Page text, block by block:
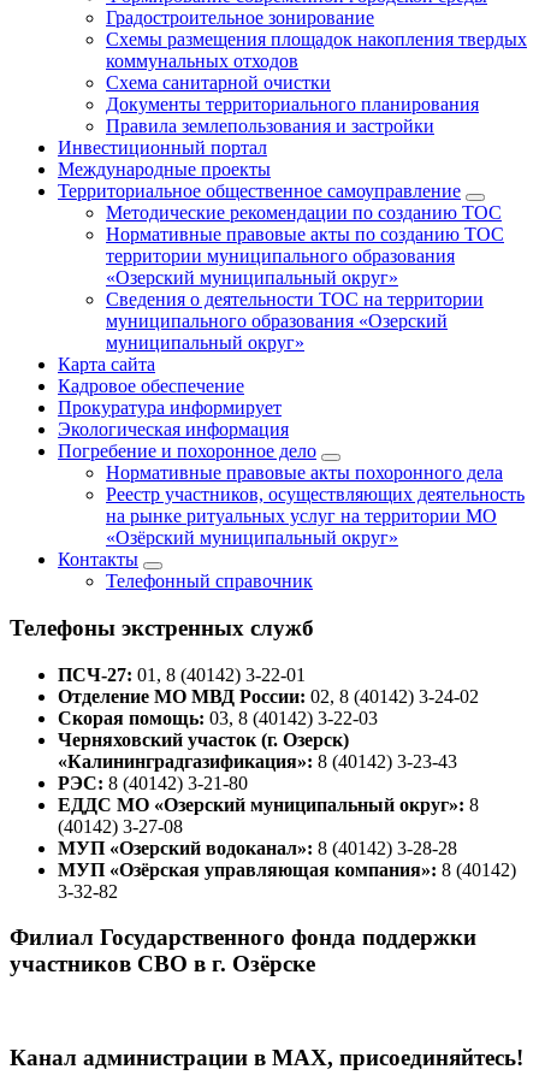
Градостроительное зонирование
Схемы размещения площадок накопления твердых
коммунальных отходов
Схема санитарной очистки
Документы территориального планирования
Правила землепользования и застройки
Инвестиционный портал
Международные проекты
Территориальное общественное самоуправление
Методические рекомендации по созданию ТОС
Нормативные правовые акты по созданию ТОС
территории муниципального образования
«Озерский муниципальный округ»
Сведения о деятельности ТОС на территории
муниципального образования «Озерский
муниципальный округ»
Карта сайта
Кадровое обеспечение
Прокуратура информирует
Экологическая информация
Погребение и похоронное дело
Нормативные правовые акты похоронного дела
Реестр участников, осуществляющих деятельность
на рынке ритуальных услуг на территории МО
«Озёрский муниципальный округ»
Контакты
Телефонный справочник
Телефоны экстренных служб
ПСЧ-27: 01, 8 (40142) 3-22-01
Отделение МО МВД России: 02, 8 (40142) 3-24-02
Скорая помощь: 03, 8 (40142) 3-22-03
Черняховский участок (г. Озерск)
«Калининградгазификация»: 8 (40142) 3-23-43
РЭС: 8 (40142) 3-21-80
ЕДДС МО «Озерский муниципальный округ»: 8
(40142) 3-27-08
МУП «Озерский водоканал»: 8 (40142) 3-28-28
МУП «Озёрская управляющая компания»: 8 (40142)
3-32-82
Филиал Государственного фонда поддержки
участников СВО в г. Озёрске
Канал администрации в МАХ, присоединяйтесь!